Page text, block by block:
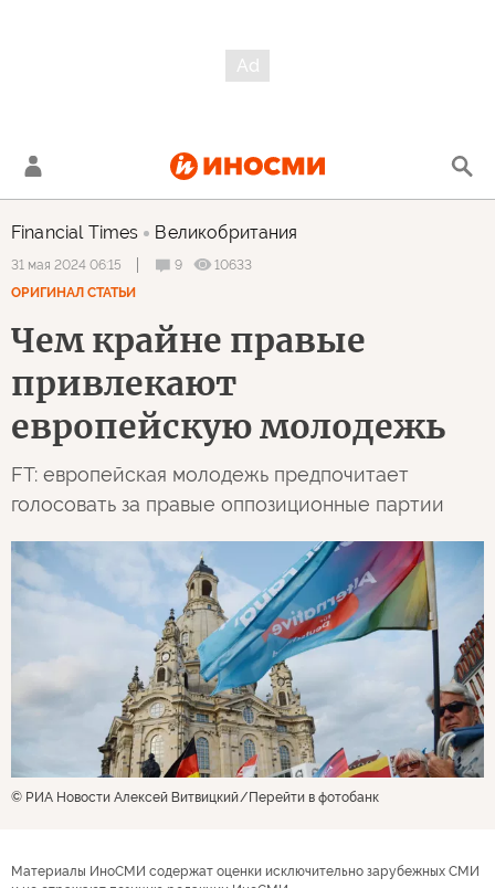
Financial Times Великобритания
31 мая 2024 06:15 9
10633
ОРИГИНАЛ СТАТЬИ
Чем крайне правые
привлекают
европейскую молодежь
FT: европейская молодежь предпочитает
голосовать за правые оппозиционные партии
© РИА Новости Алексей Витвицкий Перейти в фотобанк
Материалы ИноСМИ содержат оценки исключительно зарубежных СМИ